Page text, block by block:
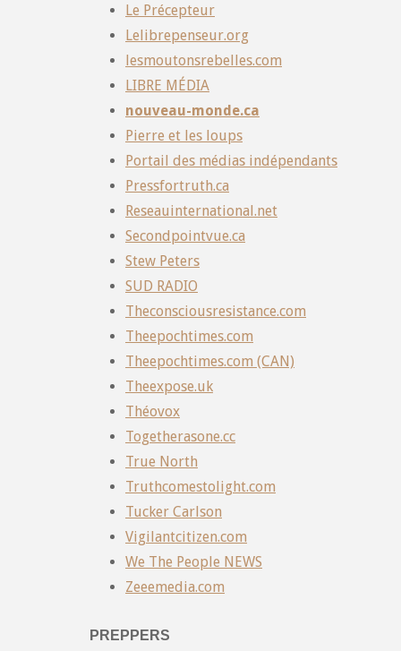
Le Précepteur
Lelibrepenseur.org
lesmoutonsrebelles.com
LIBRE MÉDIA
nouveau-monde.ca
Pierre et les loups
Portail des médias indépendants
Pressfortruth.ca
Reseauinternational.net
Secondpointvue.ca
Stew Peters
SUD RADIO
Theconsciousresistance.com
Theepochtimes.com
Theepochtimes.com (CAN)
Theexpose.uk
Théovox
Togetherasone.cc
True North
Truthcomestolight.com
Tucker Carlson
Vigilantcitizen.com
We The People NEWS
Zeeemedia.com
PREPPERS